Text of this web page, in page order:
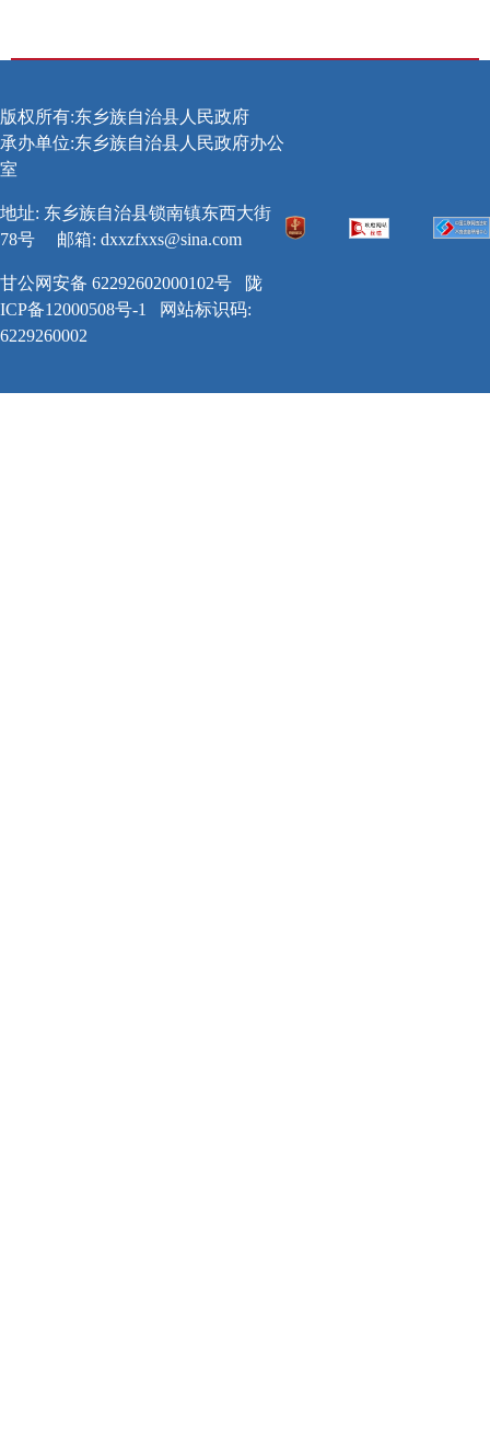
版权所有:东乡族自治县人民政府
承办单位:东乡族自治县人民政府办公
室
地址: 东乡族自治县锁南镇东西大街
78号
邮箱: dxxzfxxs@sina.com
甘公网安备 62292602000102号
陇
ICP备12000508号-1
网站标识码:
6229260002